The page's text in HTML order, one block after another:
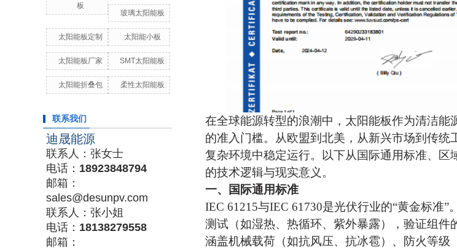
板
玻璃太阳能板
太阳能板定制 太阳能小板
太阳能板厂家 SMT太阳能板
太阳能折叠包 柔性太阳能板
联系我们
迪晟能源
联系人：张女士
电话： 18923848794
邮箱：
sales@desunpv.com
联系人：张小姐
电话： 18138279558
邮箱：
在全球能源转型的浪潮中， 太阳能板作为清洁能
的准入门槛。从欧盟到北美，从新兴市场到传
复杂环境中稳定运行。以下从国际通用标准、
的技术逻辑与现实意义。
一、
国际通用标准
‌IEC 61215与IEC 61730‌是光伏行业的“黄金标准
测试（如湿热、热循环、紫外暴露），验证组件
涵盖机械载荷（如抗风压、抗冰雹）、防火等级